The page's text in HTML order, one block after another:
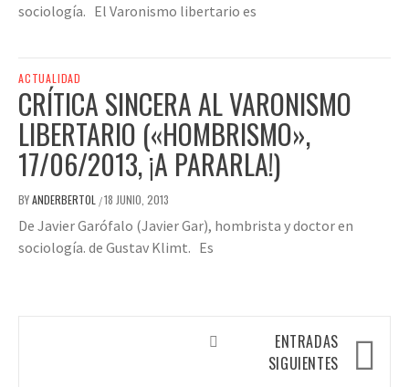
sociología. El Varonismo libertario es
ACTUALIDAD
CRÍTICA SINCERA AL VARONISMO
LIBERTARIO («HOMBRISMO»,
17/06/2013, ¡A PARARLA!)
BYANDERBERTOL /18 JUNIO, 2013
De Javier Garófalo (Javier Gar), hombrista y doctor en
sociología. de Gustav Klimt. Es
ENTRADAS
SIGUIENTES